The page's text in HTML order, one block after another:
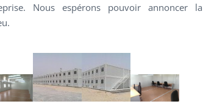
Nous espérons pouvoir annoncer la